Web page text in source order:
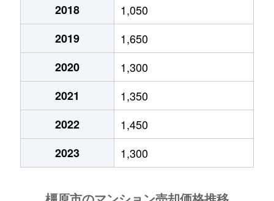
900万円
縄手町
160万円
新口町
320万円
新口町
2,200万円
新口町
1,700万円
東坊城町
800万円 坊城
徒歩4分
東坊城町
300万円 坊城
徒歩3分
木原町
2,500万円
葛本町
1,200万円
葛本町
3,700万円
葛本町
1,100万円
葛本町
2,600万円
葛本町
2,200万円
2018
1,050
2019
1,650
2020
1,300
2021
1,350
2022
1,450
2023
1,300